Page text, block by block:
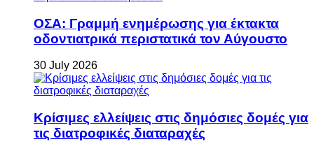
ΟΣΑ: Γραμμή ενημέρωσης για έκτακτα
οδοντιατρικά περιστατικά τον Αύγουστο
30 July 2026
Κρίσιμες ελλείψεις στις δημόσιες δομές για
τις διατροφικές διαταραχές